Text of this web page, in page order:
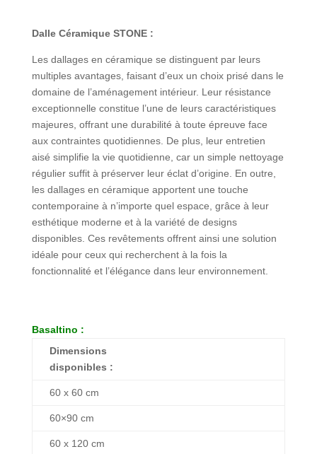
Dalle Céramique STONE :
Les dallages en céramique se distinguent par leurs
multiples avantages, faisant d’eux un choix prisé dans le
domaine de l’aménagement intérieur. Leur résistance
exceptionnelle constitue l’une de leurs caractéristiques
majeures, offrant une durabilité à toute épreuve face
aux contraintes quotidiennes. De plus, leur entretien
aisé simplifie la vie quotidienne, car un simple nettoyage
régulier suffit à préserver leur éclat d’origine. En outre,
les dallages en céramique apportent une touche
contemporaine à n’importe quel espace, grâce à leur
esthétique moderne et à la variété de designs
disponibles. Ces revêtements offrent ainsi une solution
idéale pour ceux qui recherchent à la fois la
fonctionnalité et l’élégance dans leur environnement.
Basaltino :
Dimensions
disponibles :
60 x 60 cm
60×90 cm
60 x 120 cm